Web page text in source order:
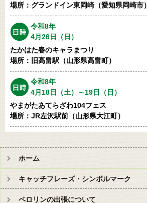
場所：グランドイン東岡崎（愛知県岡崎市）
令和8年
4月26日（日）
たかはた春のキャラまつり
場所：旧高畠駅（山形県高畠町）
令和8年
4月18日（土）～19日（日）
やまがたあてらざわ104フェス
場所：JR左沢駅前（山形県大江町）
ホーム
キャッチフレーズ・シンボルマーク
ペロリンの出張について